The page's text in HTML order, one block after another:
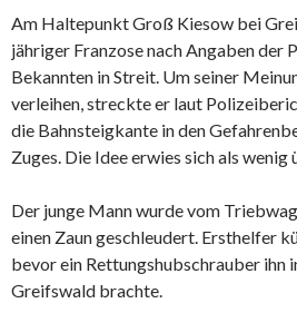
Am Haltepunkt Groß Kiesow bei
jähriger Franzose nach Angaben der
Bekannten in Streit. Um seiner
verleihen, streckte er laut
die Bahnsteigkante in den
Zuges. Die Idee erwies sich als wenig
Der junge Mann wurde vom
einen Zaun geschleudert. Ersthelfer
bevor ein Rettungshubschrauber ihn
Greifswald brachte.